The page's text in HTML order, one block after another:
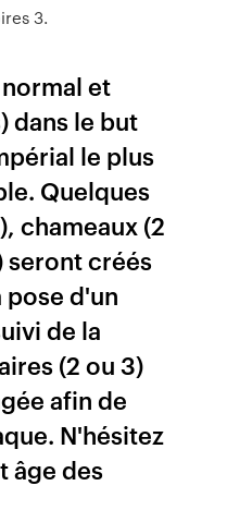
3.
et
dans le but
le plus
Quelques
chameaux (2
seront créés
d'un
de la
(2 ou 3)
afin de
N'hésitez
âge des